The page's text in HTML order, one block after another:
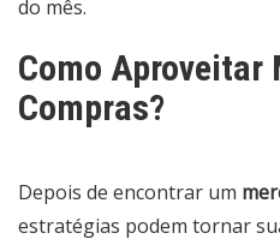
do mês.
Como Aproveitar
Compras?
Depois de encontrar um
estratégias podem tornar